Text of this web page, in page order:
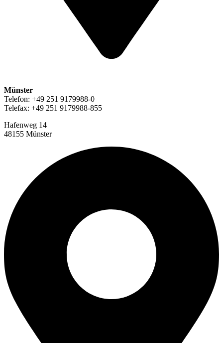
Münster
Telefon: +49 251 9179988-0
Telefax: +49 251 9179988-855
Hafenweg 14
48155 Münster